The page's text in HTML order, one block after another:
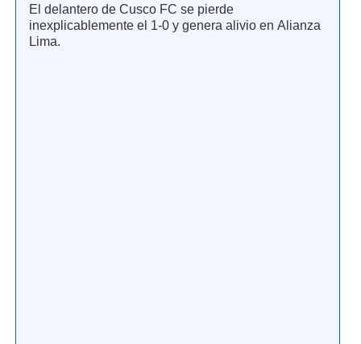
El delantero de Cusco FC se pierde
inexplicablemente el 1-0 y genera alivio en Alianza
Lima.